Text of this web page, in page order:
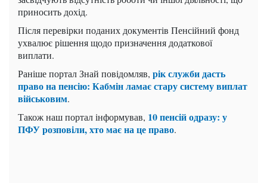
приносить дохід.
Після перевірки поданих документів Пенсійний фонд
ухвалює рішення щодо призначення додаткової
виплати.
Раніше портал Знай повідомляв, рік служби дасть
право на пенсію: Кабмін ламає стару систему виплат
військовим.
Також наш портал інформував, 10 пенсій одразу: у
ПФУ розповіли, хто має на це право.